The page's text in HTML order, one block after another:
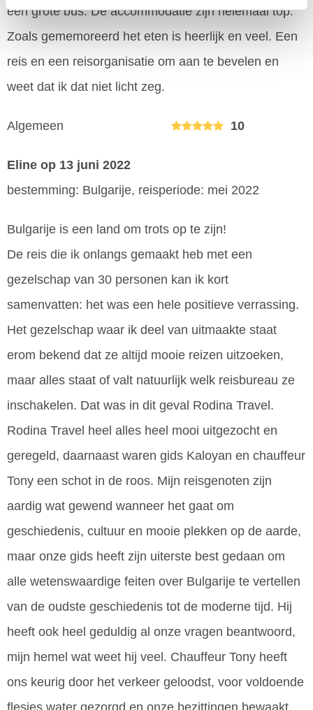
een grote bus. De accommodatie zijn helemaal top.
Zoals gememoreerd het eten is heerlijk en veel. Een
reis en een reisorganisatie om aan te bevelen en
weet dat ik dat niet licht zeg.
Algemeen 10
Eline op 13 juni 2022
bestemming: Bulgarije, reisperiode: mei 2022
Bulgarije is een land om trots op te zijn!
De reis die ik onlangs gemaakt heb met een
gezelschap van 30 personen kan ik kort
samenvatten: het was een hele positieve verrassing.
Het gezelschap waar ik deel van uitmaakte staat
erom bekend dat ze altijd mooie reizen uitzoeken,
maar alles staat of valt natuurlijk welk reisbureau ze
inschakelen. Dat was in dit geval Rodina Travel.
Rodina Travel heel alles heel mooi uitgezocht en
geregeld, daarnaast waren gids Kaloyan en chauffeur
Tony een schot in de roos. Mijn reisgenoten zijn
aardig wat gewend wanneer het gaat om
geschiedenis, cultuur en mooie plekken op de aarde,
maar onze gids heeft zijn uiterste best gedaan om
alle wetenswaardige feiten over Bulgarije te vertellen
van de oudste geschiedenis tot de moderne tijd. Hij
heeft ook heel geduldig al onze vragen beantwoord,
mijn hemel wat weet hij veel. Chauffeur Tony heeft
ons keurig door het verkeer geloodst, voor voldoende
flesjes water gezorgd en onze bezittingen bewaakt.